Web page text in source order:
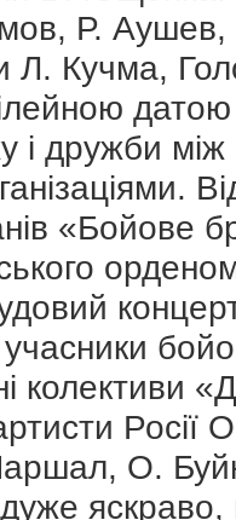
Р.
Л. Кучма,
датою
і дружби
«Бойове
колективи
О.
яскраво,